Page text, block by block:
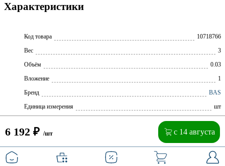
Характеристики
Код товара
10718766
Вес
3
Объём
0.03
Вложение
1
Бренд
BAS
Единица измерения
шт
6 192 ₽ /шт с 14 августа